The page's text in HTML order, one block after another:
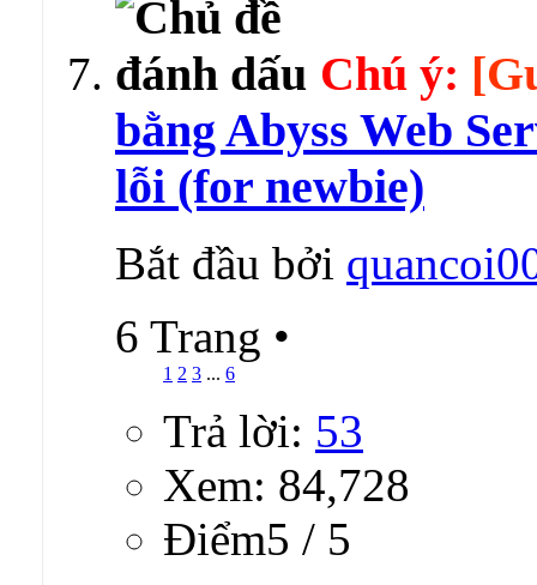
Chú ý:
bằng Abyss Web
lỗi (for newbie)
Bắt đầu bởi
6 Trang •
1 2 3 ... 6
Trả lời: 53
Xem: 84,728
Ðiểm5 / 5